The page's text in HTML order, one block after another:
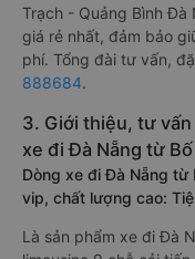
Trạch - Quảng Bình Đà
giá rẻ nhất, đảm bảo
phí. Tổng đài tư vấn,
888684.
3. Giới thiệu, tư
xe đi Đà Nẵng từ
Dòng xe đi Đà Nẵng từ
vip, chất lượng cao:
Là sản phẩm xe đi Đà